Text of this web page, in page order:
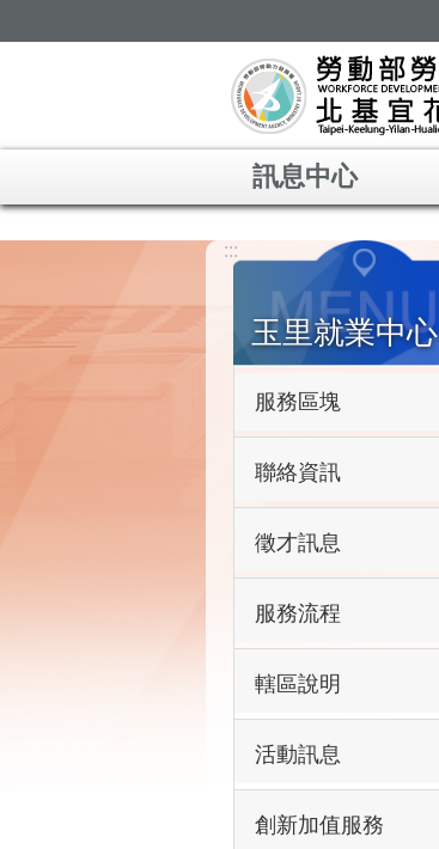
訊息中心
:::
玉里就業中心
服務區塊
聯絡資訊
徵才訊息
服務流程
轄區說明
活動訊息
創新加值服務